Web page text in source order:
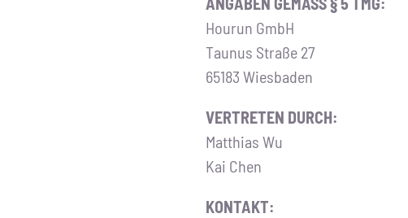
Hourun GmbH
Taunus Straße 27
65183 Wiesbaden
VERTRETEN DURCH:
Matthias Wu
Kai Chen
KONTAKT: